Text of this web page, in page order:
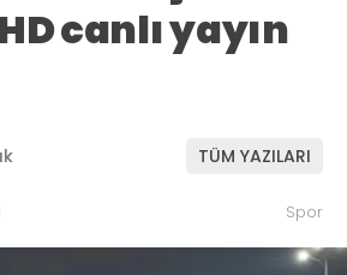
canlı yayın
TÜM YAZILARI
Spor